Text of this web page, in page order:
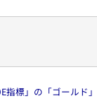
指標」の「ゴールド